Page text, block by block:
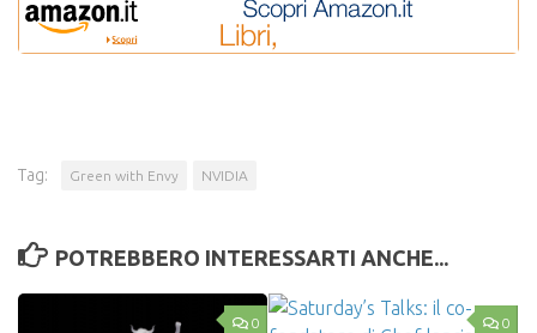
Tag: Green with Envy NVIDIA
POTREBBERO INTERESSARTI ANCHE...
0 0